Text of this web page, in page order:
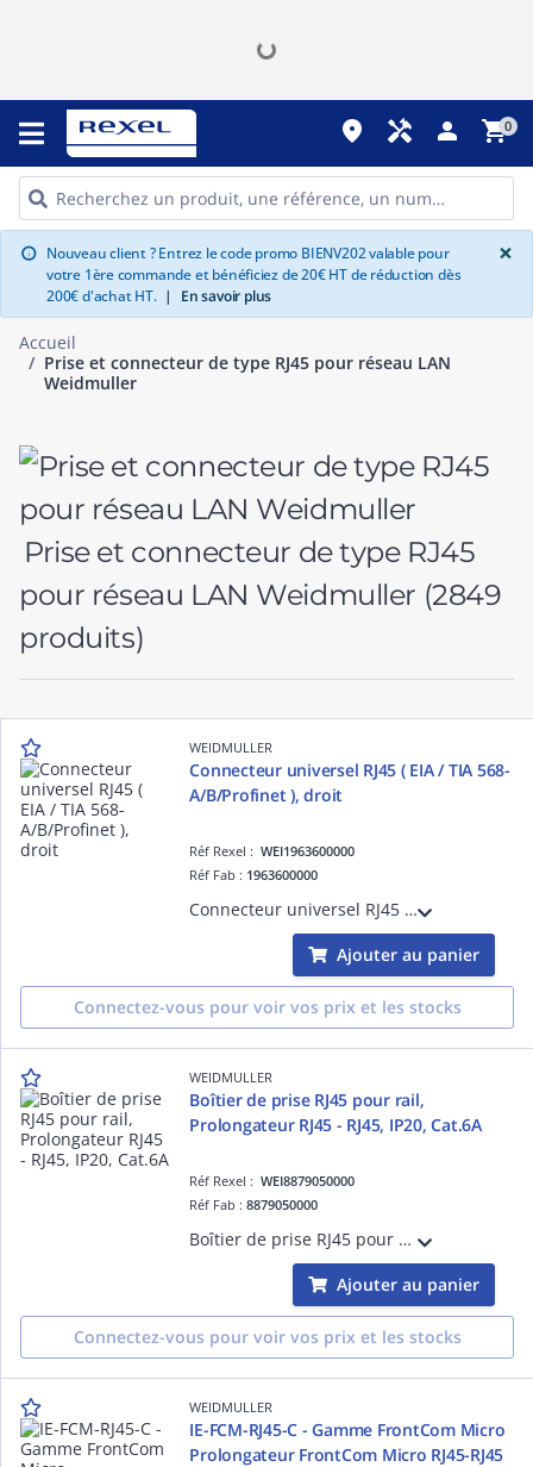
place handyman person shopping_cart0
info Nouveau client ? Entrez le code promo BIENV202 valable pour
votre 1ère commande et bénéficiez de 20€ HT de réduction dès
200€ d'achat HT. | En savoir plus
×
Accueil
Prise et connecteur de type RJ45 pour réseau LAN
Weidmuller
Prise et connecteur de type RJ45
pour réseau LAN Weidmuller (2849
produits)
WEIDMULLER
Connecteur universel RJ45 ( EIA / TIA 568-
A/B/Profinet ), droit
Réf Rexel :WEI1963600000
Réf Fab : 1963600000
Connecteur universel RJ45 ( EIA / TIA 568-A/B/Profinet ), droit Connecteurs Ethernet Industriel
Ajouter au panier
Connectez-vous pour voir vos prix et les stocks
WEIDMULLER
Boîtier de prise RJ45 pour rail,
Prolongateur RJ45 - RJ45, IP20, Cat.6A
Réf Rexel :WEI8879050000
Réf Fab :8879050000
Boîtier de prise RJ45 pour rail, Prolongateur RJ45 - RJ45, IP20, Cat.6A / Class EA (ISO/IEC 11801 2010)
Ajouter au panier
Connectez-vous pour voir vos prix et les stocks
WEIDMULLER
IE-FCM-RJ45-C - Gamme FrontCom Micro
Prolongateur FrontCom Micro RJ45-RJ45